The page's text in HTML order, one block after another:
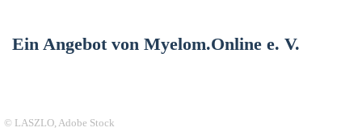
Ein Angebot von Myelom.Online e. V.
© LASZLO, Adobe Stock